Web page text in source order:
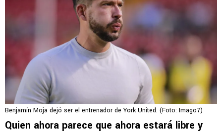
Benjamín Moja dejó ser el entrenador de York United. (Foto: Imago7)
Quien ahora parece que ahora estará libre y